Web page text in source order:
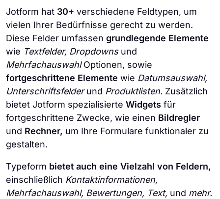
Jotform hat 30+ verschiedene Feldtypen, um
vielen Ihrer Bedürfnisse gerecht zu werden.
Diese Felder umfassen grundlegende Elemente
wie Textfelder, Dropdownsund
MehrfachauswahlOptionen, sowie
fortgeschrittene Elemente wie Datumsauswahl,
Unterschriftsfelderund Produktlisten. Zusätzlich
bietet Jotform spezialisierte Widgets für
fortgeschrittene Zwecke, wie einen Bildregler
und Rechner, um Ihre Formulare funktionaler zu
gestalten.
Typeform bietet auch eine Vielzahl von Feldern,
einschließlich Kontaktinformationen,
Mehrfachauswahl, Bewertungen, Text, und mehr.